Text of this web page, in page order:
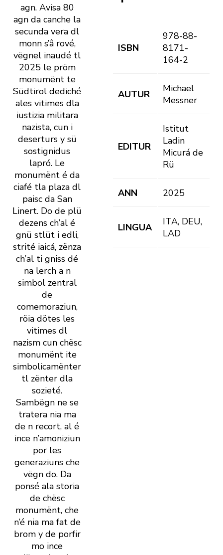
agn. Avisa 80
agn da canche la
secunda vera dl
monn s’â rové,
vëgnel inaudé tl
2025 le pröm
monumënt te
Südtirol dediché
ales vitimes dla
iustizia militara
nazista, cun i
deserturs y sü
sostignidus
lapró. Le
monumënt é da
ciafé tla plaza dl
paisc da San
Linert. Do de plü
dezens ch’al é
gnü stlüt i edli,
strité iaicá, zënza
ch’al ti gniss dé
na lerch a n
simbol zentral
de
comemoraziun,
röia dötes les
vitimes dl
nazism cun chësc
monumënt ite
simbolicamënter
tl zënter dla
sozieté.
Sambëgn ne se
tratera nia ma
de n recort, al é
ince n’amoniziun
por les
generaziuns che
vëgn do. Da
ponsé ala storia
de chësc
monumënt, che
n’é nia ma fat de
brom y de porfir
mo ince
ISBN
978-88-
8171-
164-2
AUTUR
Michael
Messner
EDITUR
Istitut
Ladin
Micurá de
Rü
ANN 2025
LINGUA
ITA, DEU,
LAD